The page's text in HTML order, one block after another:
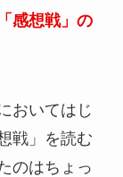
感想戦」の
おいてはじ
戦」を読む
のはちょっ